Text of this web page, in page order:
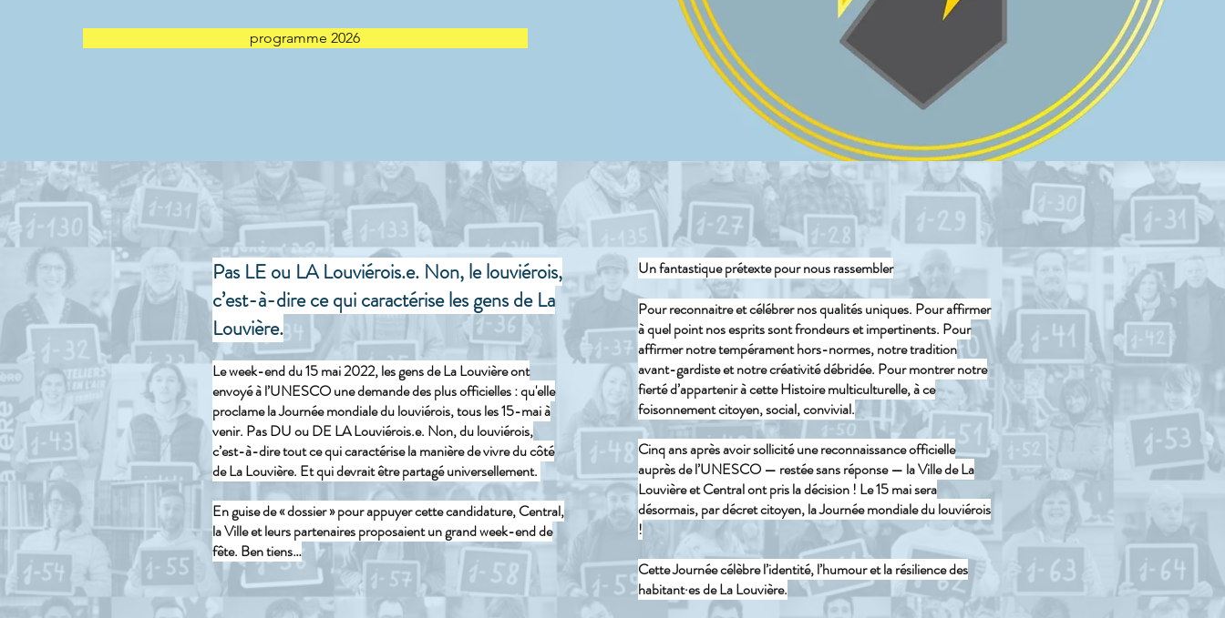
programme 2026
​Pas LE ou LA Louviérois.e. Non, le louviérois,
c’est-à-dire ce qui caractérise les gens de La
Louvière.
Le week-end du 15 mai 2022, les gens de La Louvière ont
envoyé à l’UNESCO une demande des plus officielles : qu'elle
proclame la Journée mondiale du louviérois, tous les 15-mai à
venir. Pas DU ou DE LA Louviérois.e. Non, du louviérois,
c’est-à-dire tout ce qui caractérise la manière de vivre du côté
de La Louvière. Et qui devrait être partagé universellement.
En guise de « dossier » pour appuyer cette candidature, Central,
la Ville et leurs partenaires proposaient un grand week-end de
fête. Ben tiens…
Un fantastique prétexte pour nous rassembler
Pour reconnaitre et célébrer nos qualités uniques. Pour affirmer
à quel point nos esprits sont frondeurs et impertinents. Pour
affirmer notre tempérament hors-normes, notre tradition
avant-gardiste et notre créativité débridée. Pour montrer notre
fierté d’appartenir à cette Histoire multiculturelle, à ce
foisonnement citoyen, social, convivial.
Cinq ans après avoir sollicité une reconnaissance officielle
auprès de l’UNESCO — restée sans réponse — la Ville de La
Louvière et Central ont pris la décision ! Le 15 mai sera
désormais, par décret citoyen, la Journée mondiale du louviérois
!
Cette Journée célèbre l’identité, l’humour et la résilience des
habitant·es de La Louvière.